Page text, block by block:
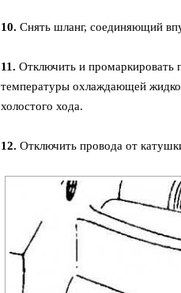
10. Снять шланг, соединяющий
11. Отключить и промаркировать
температуры охлаждающей
холостого хода.
12. Отключить провода от